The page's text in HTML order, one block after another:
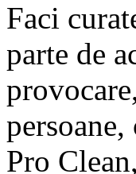
Faci
parte de
Pro